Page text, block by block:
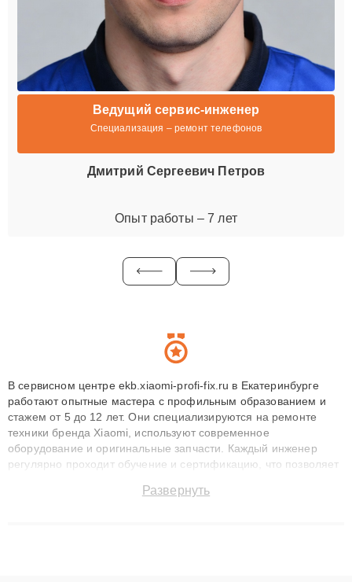
Ведущий сервис-инженер
Специализация – ремонт телефонов
Дмитрий Сергеевич Петров
Опыт работы – 7 лет
В сервисном центре ekb.xiaomi-profi-fix.ru в Екатеринбурге
работают опытные мастера с профильным образованием и
стажем от 5 до 12 лет. Они специализируются на ремонте
техники бренда Xiaomi, используют современное
оборудование и оригинальные запчасти. Каждый инженер
регулярно проходит обучение и сертификацию, что позволяет
технику с сохранением гарантии до 3 лет. Наши мастера
Развернуть